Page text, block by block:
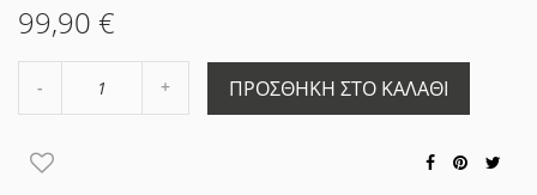
99,90 €
κατά
1
Αύξηση
ΠΡΟΣΘΉΚΗ ΣΤΟ ΚΑΛΆΘΙ